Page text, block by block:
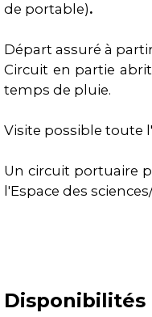
de portable).
Départ assuré à
Circuit en partie
temps de pluie.
Visite possible toute
Un circuit portuaire
l'Espace des
Disponibilités